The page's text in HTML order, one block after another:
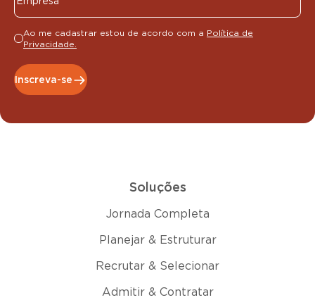
Ao me cadastrar estou de acordo com a Política de
Privacidade.
Inscreva-se
Soluções
Jornada Completa
Planejar & Estruturar
Recrutar & Selecionar
Admitir & Contratar